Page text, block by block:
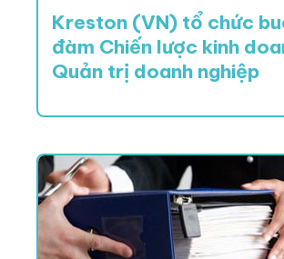
Kreston (VN) tổ chức
đàm Chiến lược kinh
Quản trị doanh nghiệp